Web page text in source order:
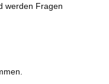
werden Fragen